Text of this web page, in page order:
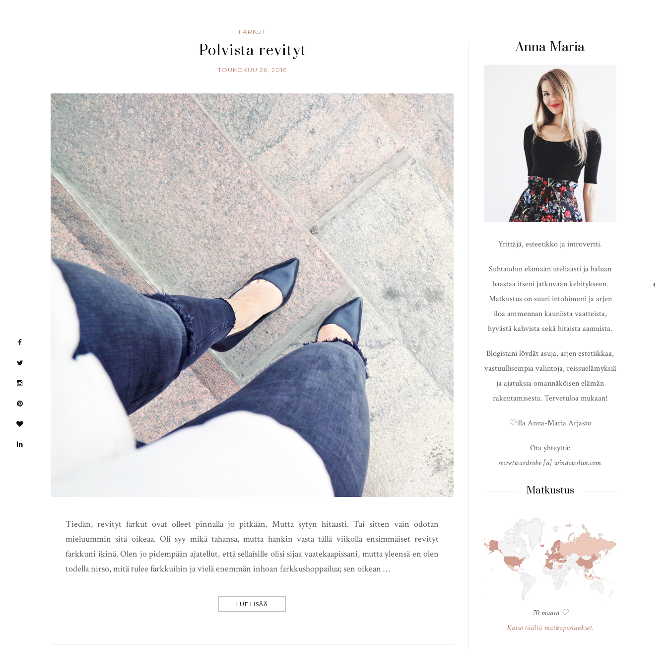
FARKUT
Polvista revityt
TOUKOKUU 26, 2016
Tiedän, revityt farkut ovat olleet pinnalla jo pitkään. Mutta sytyn hitaasti. Tai sitten vain odotan
mieluummin sitä oikeaa. Oli syy mikä tahansa, mutta hankin vasta tällä viikolla ensimmäiset revityt
farkkuni ikinä. Olen jo pidempään ajatellut, että sellaisille olisi sijaa vaatekaapissani, mutta yleensä en olen
todella nirso, mitä tulee farkkuihin ja vielä enemmän inhoan farkkushoppailua; sen oikean …
LUE LISÄÄ
Anna-Maria
Yrittäjä, esteetikko ja introvertti.
Suhtaudun elämään uteliaasti ja haluan
haastaa itseni jatkuvaan kehitykseen.
Matkustus on suuri intohimoni ja arjen
iloa ammennan kauniista vaatteista,
hyvästä kahvista sekä hitaista aamuista.
Blogistani löydät asuja, arjen estetiikkaa,
vastuullisempia valintoja, reissuelämyksiä
ja ajatuksia omannäköisen elämän
rakentamisesta. Tervetuloa mukaan!
♡:lla Anna-Maria Arjasto
Ota yhteyttä:
secretwardrobe [a] windowslive.com.
Matkustus
70 maata ♡
Katso täältä matkapostaukset.